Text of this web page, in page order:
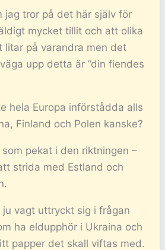
jag tror på det här själv för
mycket tillit och att olika
litar på varandra men det
upp detta är ”din fiendes
hela Europa införstådda alls
Finland och Polen kanske?
pekat i den riktningen –
strida med Estland och
ju vagt uttryckt sig i frågan
ha eldupphör i Ukraina och
papper det skall viftas med.